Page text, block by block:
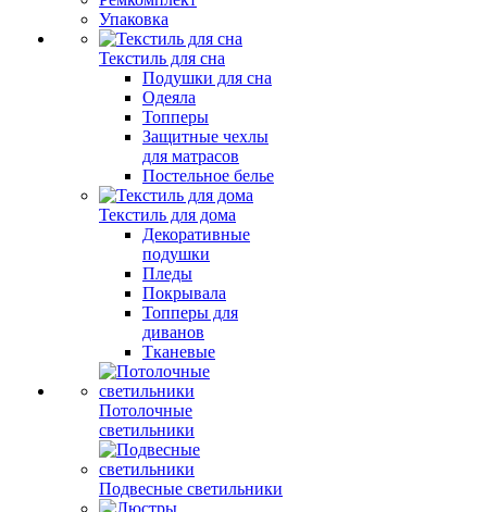
Упаковка
Текстиль для сна
Подушки для сна
Одеяла
Топперы
Защитные чехлы
для матрасов
Постельное белье
Текстиль для дома
Декоративные
подушки
Пледы
Покрывала
Топперы для
диванов
Тканевые
Потолочные
светильники
Подвесные светильники